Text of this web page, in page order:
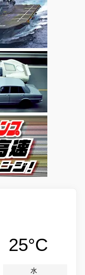
25°C
水